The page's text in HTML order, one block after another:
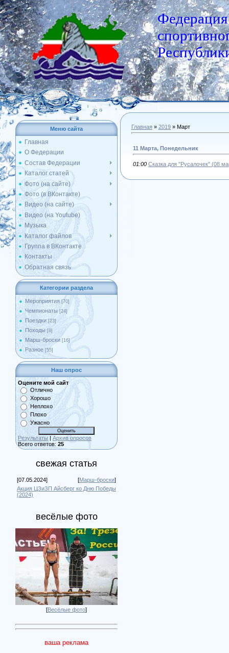
Федерация
Меню сайта
Главная
О Федерации
Состав Федерации
Каталог статей
Фото (на сайте)
Фото (в ВКонтакте)
Видео (на сайте)
Видео (на Youtube)
Музыка
Каталог файлов
Группа в ВКонтакте
Контакты
Обратная связь
Категории раздела
Мероприятия [70]
Чемпионаты [24]
Поездки [23]
Походы [8]
Марш-броски [16]
Разное [55]
Наш опрос
Оцените мой сайт
Отлично
Хорошо
Неплохо
Плохо
Ужасно
Результаты | Архив опросов
Всего ответов: 25
свежая статья
[07.05.2024] [Марш-броски]
Акция ЦЗиЗП Айсберг ко Дню Победы
(2024)
весёлые фото
[Весёлые фото]
ваша реклама
Главная » 2019 » Март
11 Марта, Понедельник
01:00 Сказка для "Русалочек" (08